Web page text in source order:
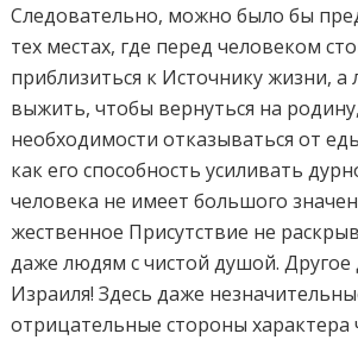
Следовательно, можно было бы
тех местах, где перед человеком
приблизиться к Источнику жизни, а
выжить, чтобы вернуться на
необходимости отказываться от
как его способность усиливать
человека не имеет большого
жественное Присутствие не
даже людям с чистой душой. Другое
Израиля! Здесь даже
отрицательные стороны характера